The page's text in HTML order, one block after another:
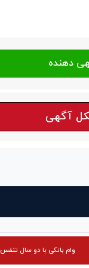
آگهی
وام بانکی با دو سال تنفس